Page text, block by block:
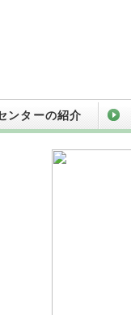
ンターの紹介